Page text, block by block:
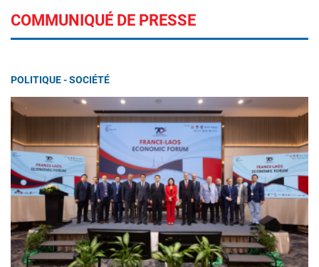
COMMUNIQUÉ DE PRESSE
POLITIQUE - SOCIÉTÉ